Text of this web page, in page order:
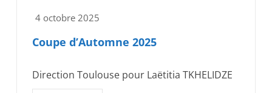
4 octobre 2025
Coupe d’Automne 2025
Direction Toulouse pour Laëtitia TKHELIDZE